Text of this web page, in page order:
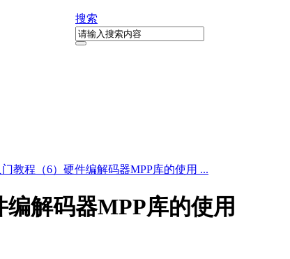
搜索
门教程（6）硬件编解码器MPP库的使用 ...
解码器MPP库的使用